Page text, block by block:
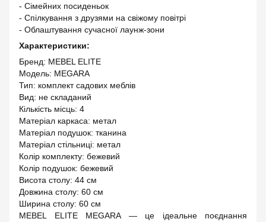
- Сімейних посиденьок
- Спілкування з друзями на свіжому повітрі
- Облаштування сучасної лаунж-зони
Характеристики:
Бренд: MEBEL ELITE
Модель: MEGARA
Тип: комплект садових меблів
Вид: не складаний
Кількість місць: 4
Матеріал каркаса: метал
Матеріал подушок: тканина
Матеріал стільниці: метал
Колір комплекту: бежевий
Колір подушок: бежевий
Висота столу: 44 см
Довжина столу: 60 см
Ширина столу: 60 см
MEBEL ELITE MEGARA — це ідеальне поєднання